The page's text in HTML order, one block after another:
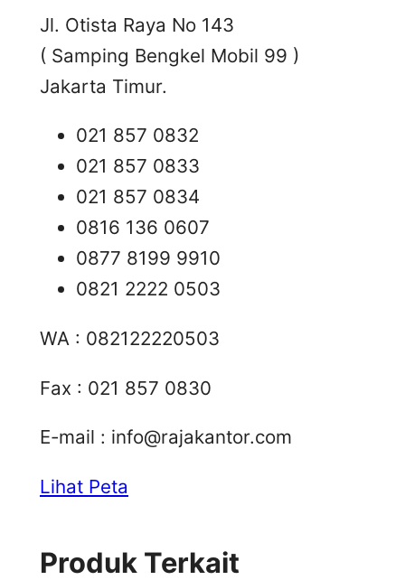
Jl. Otista Raya No 143
( Samping Bengkel Mobil 99 )
Jakarta Timur.
021 857 0832
021 857 0833
021 857 0834
0816 136 0607
0877 8199 9910
0821 2222 0503
WA : 082122220503
Fax : 021 857 0830
E-mail : info@rajakantor.com
Lihat Peta
Produk Terkait